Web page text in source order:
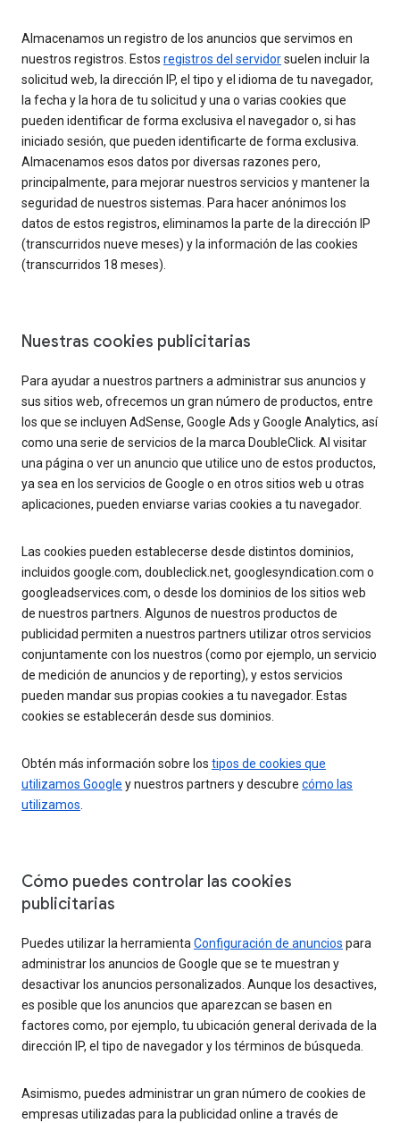
Almacenamos un registro de los anuncios que servimos en
nuestros registros. Estos registros del servidorsuelen incluir la
solicitud web, la dirección IP, el tipo y el idioma de tu navegador,
la fecha y la hora de tu solicitud y una o varias cookies que
pueden identificar de forma exclusiva el navegador o, si has
iniciado sesión, que pueden identificarte de forma exclusiva.
Almacenamos esos datos por diversas razones pero,
principalmente, para mejorar nuestros servicios y mantener la
seguridad de nuestros sistemas. Para hacer anónimos los
datos de estos registros, eliminamos la parte de la dirección IP
(transcurridos nueve meses) y la información de las cookies
(transcurridos 18 meses).
Nuestras cookies publicitarias
Para ayudar a nuestros partners a administrar sus anuncios y
sus sitios web, ofrecemos un gran número de productos, entre
los que se incluyen AdSense, Google Ads y Google Analytics, así
como una serie de servicios de la marca DoubleClick. Al visitar
una página o ver un anuncio que utilice uno de estos productos,
ya sea en los servicios de Google o en otros sitios web u otras
aplicaciones, pueden enviarse varias cookies a tu navegador.
Las cookies pueden establecerse desde distintos dominios,
incluidos google.com, doubleclick.net, googlesyndication.com o
googleadservices.com, o desde los dominios de los sitios web
de nuestros partners. Algunos de nuestros productos de
publicidad permiten a nuestros partners utilizar otros servicios
conjuntamente con los nuestros (como por ejemplo, un servicio
de medición de anuncios y de reporting), y estos servicios
pueden mandar sus propias cookies a tu navegador. Estas
cookies se establecerán desde sus dominios.
Obtén más información sobre los tipos de cookies que
utilizamos Google y nuestros partners y descubre cómo las
utilizamos.
Cómo puedes controlar las cookies
publicitarias
Puedes utilizar la herramientaConfiguración de anuncios para
administrar los anuncios de Google que se te muestran y
desactivar los anuncios personalizados. Aunque los desactives,
es posible que los anuncios que aparezcan se basen en
factores como, por ejemplo, tu ubicación general derivada de la
dirección IP, el tipo de navegador y los términos de búsqueda.
Asimismo, puedes administrar un gran número de cookies de
empresas utilizadas para la publicidad online a través de